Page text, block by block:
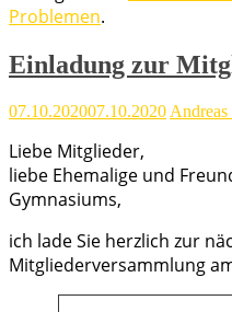
Problemen.
Einladung zur
07.10.202007.10.2020
Liebe Mitglieder,
liebe Ehemalige und
Gymnasiums,
ich lade Sie herzlich zur
Mitgliederversammlung